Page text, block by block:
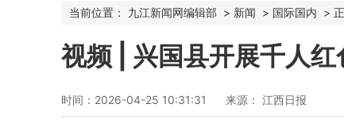
当前位置： 九江新闻网编辑部 > 新闻 > 国际国内 >
视频 | 兴国县开展千人
时间：2026-04-25 10:31:31 来源： 江西日报